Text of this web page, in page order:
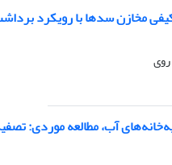
مخازن سدها با رویکرد
آب، مطالعه موردی: